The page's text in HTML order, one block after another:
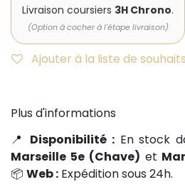
Livraison coursiers 3H Chrono.
(Option à cocher à l'étape livraison)
Ajouter à la liste de souhaits
Plus d'informations
📍 Disponibilité : En stock
Marseille 5e (Chave) et
📦 Web : Expédition sous 24h.